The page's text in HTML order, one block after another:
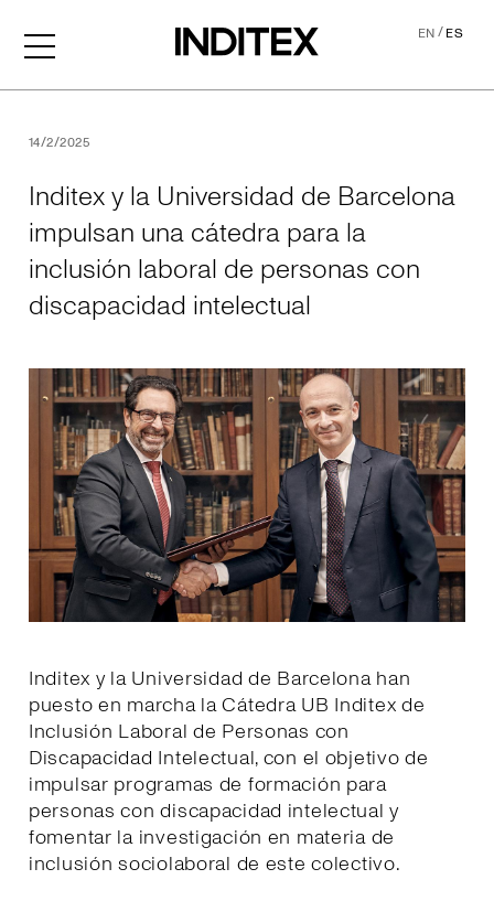
EN/ES
14/2/2025
Inditex y la Universidad de Barcelona
impulsan una cátedra para la
inclusión laboral de personas con
discapacidad intelectual
Inditex y la Universidad de Barcelona han
puesto en marcha la Cátedra UB Inditex de
Inclusión Laboral de Personas con
Discapacidad Intelectual, con el objetivo de
impulsar programas de formación para
personas con discapacidad intelectual y
fomentar la investigación en materia de
inclusión sociolaboral de este colectivo.